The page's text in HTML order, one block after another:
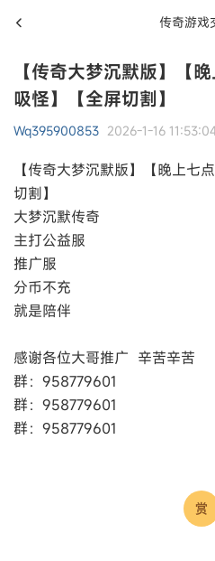
传奇游戏
【传奇大梦沉默版】【
吸怪】【全屏切割】
Wq395900853 2026-1-16
【传奇大梦沉默版】【晚上七
切割】
大梦沉默传奇
主打公益服
推广服
分币不充
就是陪伴
感谢各位大哥推广 辛苦辛苦
群：958779601
群：958779601
群：958779601